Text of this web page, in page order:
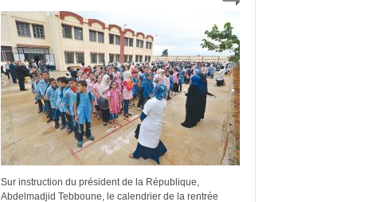
Sur instruction du président de la République,
Abdelmadjid Tebboune, le calendrier de la rentrée